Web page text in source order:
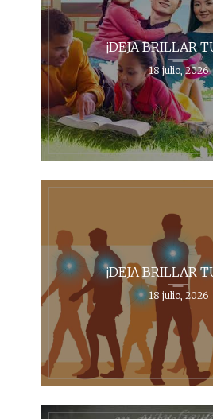
¡DEJA BRILLAR
18 julio, 2026
¡DEJA BRILLAR
18 julio, 2026